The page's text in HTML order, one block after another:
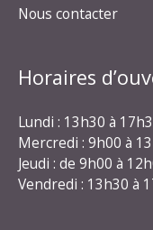
Nous contacter
Horaires
Lundi : 13h30 à
Mercredi : 9h00 à
Jeudi : de 9h00 à
Vendredi : 13h30 à